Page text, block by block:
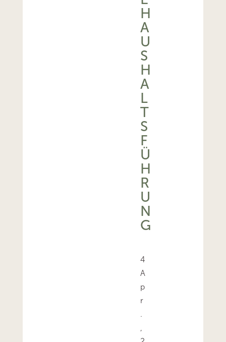
H
A
U
S
H
A
L
T
S
F
Ü
H
R
U
N
G
4
A
p
r
.
,